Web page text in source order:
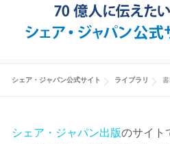
コンテンツへスキップ
書籍
シェア・ジャパン公式サイト ライブラリ
シェア・ジャパン出版のサイト